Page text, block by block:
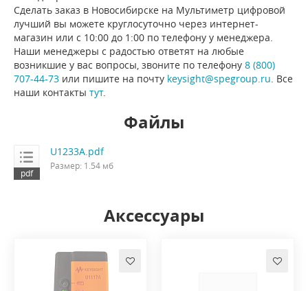
Сделать заказ в Новосибирске на Мультиметр цифровой
лучший вы можете круглосуточно через интернет-
магазин или с 10:00 до 1:00 по телефону у менеджера.
Наши менеджеры с радостью ответят на любые
возникшие у вас вопросы, звоните по телефону 8 (800)
707-44-73 или пишите на почту keysight@spegroup.ru. Все
наши контакты тут.
Файлы
U1233A.pdf
Размер: 1.54 мб
Аксессуары